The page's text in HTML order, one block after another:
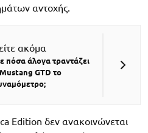
αντοχής.
ακόμα
πόσα άλογα τραντάζει
GTD το
Edition δεν ανακοινώνεται